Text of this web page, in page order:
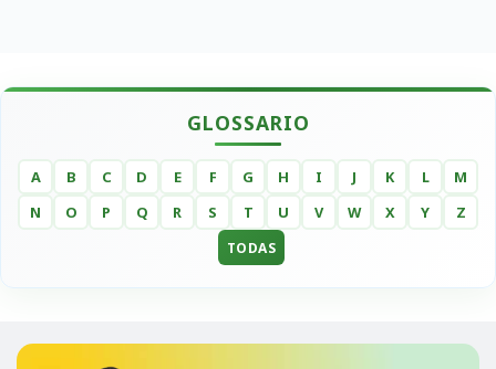
GLOSSARIO
A B C D E F G H I J K L
M
N
O P Q R S T U V W X Y Z
TODAS